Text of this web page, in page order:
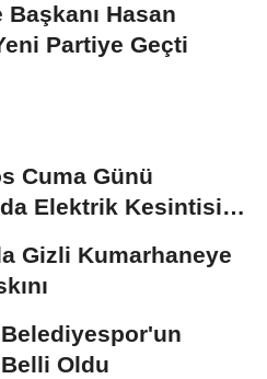
Hasan
Partiye Geçti
Cuma Günü
Elektrik Kesintisi
Gizli Kumarhaneye
Oldu